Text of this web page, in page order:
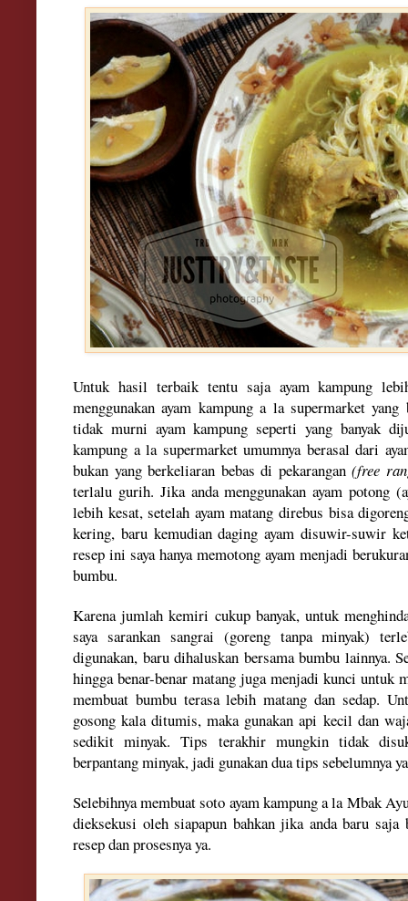
Untuk hasil terbaik tentu saja ayam kampung
menggunakan ayam kampung a la supermarket yang
tidak murni ayam kampung seperti yang banyak
kampung a la supermarket umumnya berasal dari
bukan yang berkeliaran bebas di pekarangan(free
terlalu gurih. Jika anda menggunakan ayam potong
lebih kesat, setelah ayam matangdirebus bisa dig
kering, baru kemudian daging ayam disuwir-suwir
resep ini sayahanya memotong ayam menjadi beruku
bumbu.
Karena jumlah kemiri cukup banyak, untuk
saya sarankan sangrai (goreng tanpa minyak)
digunakan, baru dihaluskan bersama bumbu lainnya.
hingga benar-benar matang juga menjadi kunci untuk
membuat bumbu terasa lebih matang dan sedap.
gosong kala ditumis, maka gunakan api kecil dan
sedikit minyak. Tips terakhir mungkin tidak
berpantang minyak, jadi gunakandua tips sebelumnya
Selebihnya membuat soto ayam kampung a la Mbak
dieksekusi oleh siapapun bahkan jika anda baru
resep dan prosesnya ya.